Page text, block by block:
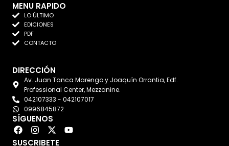
MENU RAPIDO
LO ÚLTIMO
EDICIONES
PDF
CONTACTO
DIRECCIÓN
Av. Juan Tanca Marengo y Joaquín Orrantia, Edf.
Professional Center, Mezzanine.
042107333 - 042107017
0996845872
SÍGUENOS
F
a
I
n
X
-
Y
o
SUSCRIBETE